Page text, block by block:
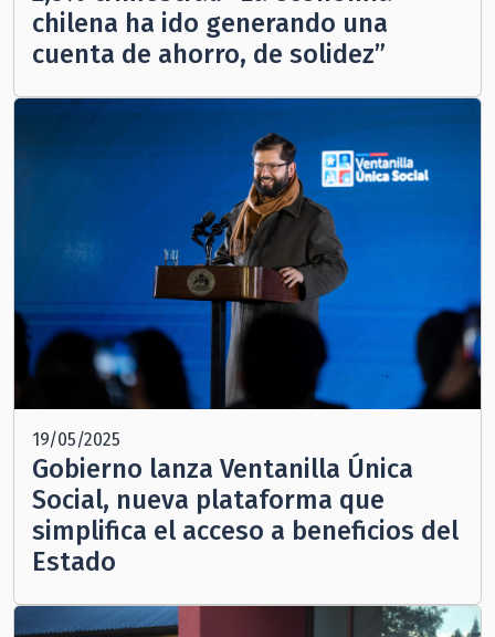
chilena ha ido generando una
cuenta de ahorro, de solidez”
19/05/2025
Gobierno lanza Ventanilla Única
Social, nueva plataforma que
simplifica el acceso a beneficios del
Estado